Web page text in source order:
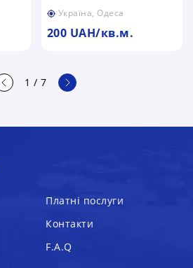
Україна, Одеса
200 UAH/кв.м.
1 /7
Платні послуги
Контакти
F.A.Q